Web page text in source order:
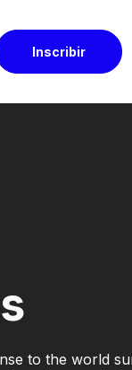
Inscribir
to the world